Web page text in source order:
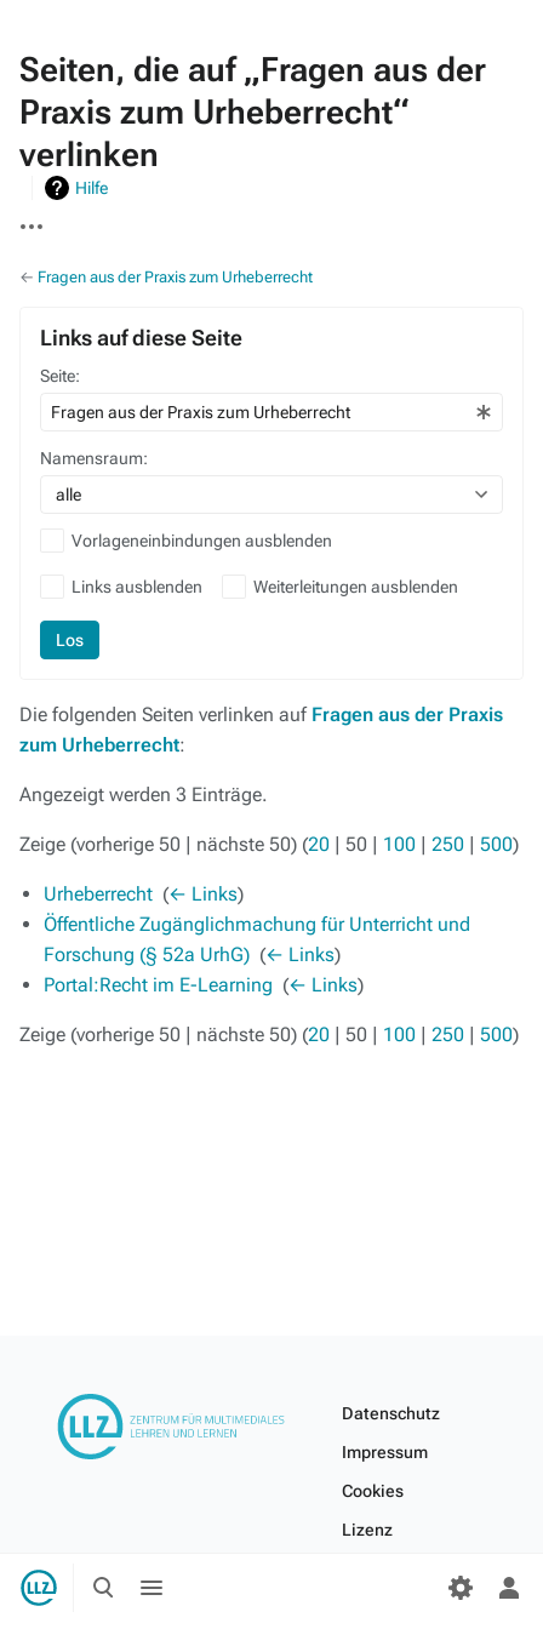
Suche
umschaltenumschalten
Seiten, die auf „Fragen aus der
Praxis zum Urheberrecht“
verlinken
Hilfe
Aktionen
← Fragen aus der Praxis zum Urheberrecht
Links auf diese Seite
Seite:
Namensraum:
alle
Vorlageneinbindungen ausblenden
Links ausblenden Weiterleitungen ausblenden
Los
Die folgenden Seiten verlinken auf Fragen aus der Praxis
zum Urheberrecht:
Angezeigt werden 3 Einträge.
Zeige (vorherige 50 | nächste 50) (20 | 50 | 100 | 250 | 500)
Urheberrecht (← Links)
Öffentliche Zugänglichmachung für Unterricht und
Forschung (§ 52a UrhG) (← Links)
Portal:Recht im E-Learning (← Links)
Zeige (vorherige 50 | nächste 50) (20 | 50 | 100 | 250 | 500)
Datenschutz
Impressum
Cookies
Lizenz